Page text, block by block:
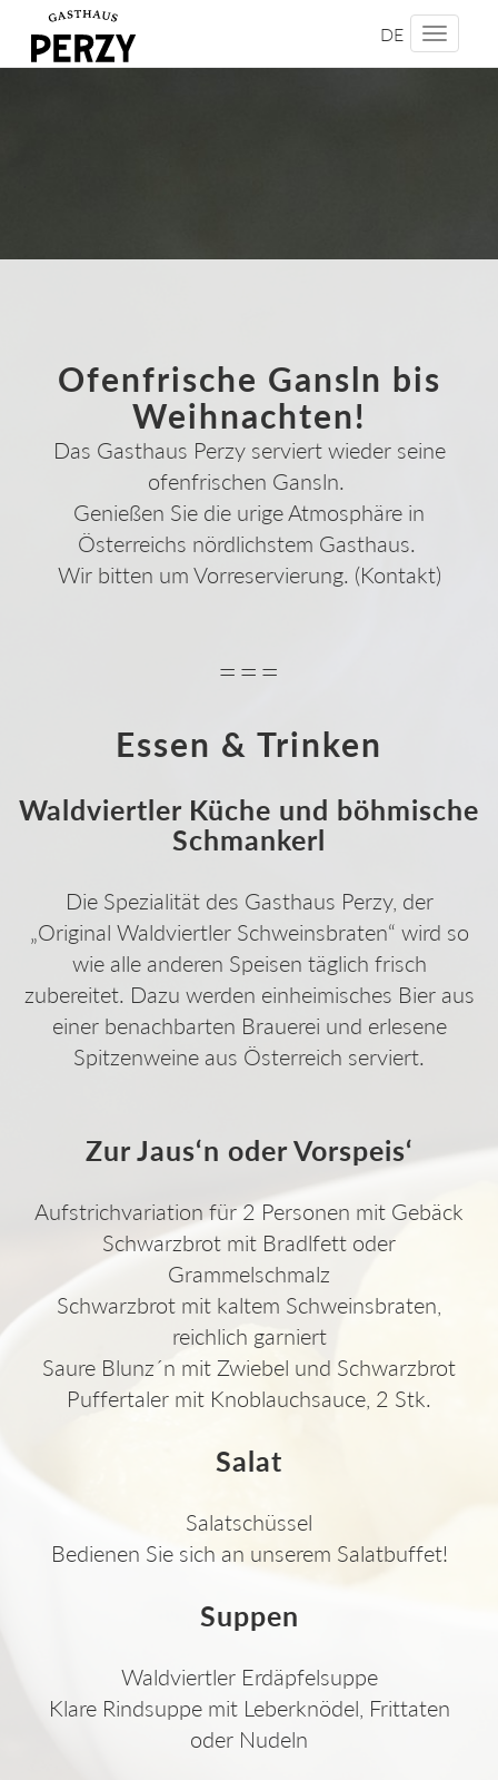
DE
Toggle
Ofenfrische Gansln bis
Weihnachten!
Das Gasthaus Perzy serviert wieder seine
ofenfrischen Gansln.
Genießen Sie die urige Atmosphäre in
Österreichs nördlichstem Gasthaus.
Wir bitten um Vorreservierung. (Kontakt)
===
Essen & Trinken
Waldviertler Küche und böhmische
Schmankerl
Die Spezialität des Gasthaus Perzy, der
„Original Waldviertler Schweinsbraten“ wird so
wie alle anderen Speisen täglich frisch
zubereitet. Dazu werden einheimisches Bier aus
einer benachbarten Brauerei und erlesene
Spitzenweine aus Österreich serviert.
Zur Jaus‘n oder Vorspeis‘
Aufstrichvariation für 2 Personen mit Gebäck
Schwarzbrot mit Bradlfett oder
Grammelschmalz
Schwarzbrot mit kaltem Schweinsbraten,
reichlich garniert
Saure Blunz´n mit Zwiebel und Schwarzbrot
Puffertaler mit Knoblauchsauce, 2 Stk.
Salat
Salatschüssel
Bedienen Sie sich an unserem Salatbuffet!
Suppen
Waldviertler Erdäpfelsuppe
Klare Rindsuppe mit Leberknödel, Frittaten
oder Nudeln